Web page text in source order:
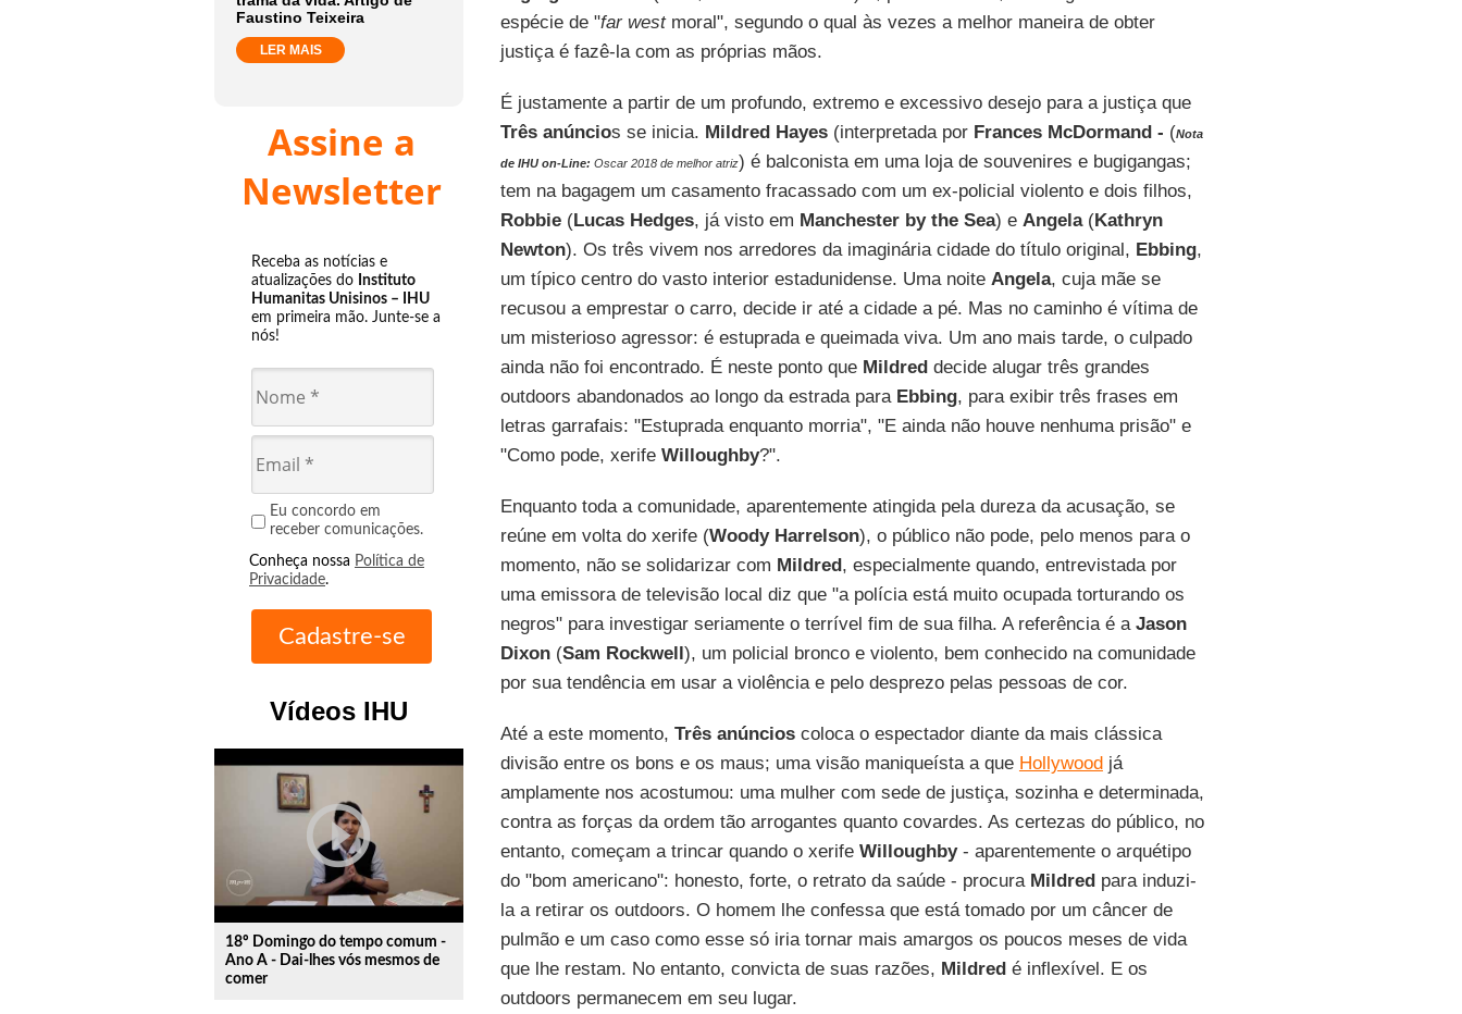
Faustino Teixeira
LER MAIS
Assine a
Newsletter
Receba as notícias e
atualizações do Instituto
Humanitas Unisinos – IHU
em primeira mão. Junte-se a
nós!
Eu concordo em
receber comunicações.
Conheça nossa Política de
Privacidade.
Vídeos IHU
play_circle_outline
18º Domingo do tempo comum -
Ano A - Dai-lhes vós mesmos de
comer
espécie de "far westmoral", segundo o qual às vezes a melhor maneira de obter
justiça é fazê-la com as próprias mãos.
É justamente a partir de um profundo, extremo e excessivo desejo para a justiça que
Três anúncios se inicia. Mildred Hayes(interpretada por Frances McDormand - (Nota
de IHU on-Line: Oscar 2018 de melhor atriz) é balconista em uma loja de souvenires e bugigangas;
tem na bagagem um casamento fracassado com um ex-policial violento e dois filhos,
Robbie(Lucas Hedges, já visto em Manchester by the Sea) e Angela(Kathryn
Newton). Os três vivem nos arredores da imaginária cidade do título original, Ebbing,
um típico centro do vasto interior estadunidense. Uma noite Angela, cuja mãe se
recusou a emprestar o carro, decide ir até a cidade a pé. Mas no caminho é vítima de
um misterioso agressor: é estuprada e queimada viva. Um ano mais tarde, o culpado
ainda não foi encontrado. É neste ponto que Mildreddecide alugar três grandes
outdoors abandonados ao longo da estrada para Ebbing, para exibir três frases em
letras garrafais: "Estuprada enquanto morria", "E ainda não houve nenhuma prisão" e
"Como pode, xerife Willoughby?".
Enquanto toda a comunidade, aparentemente atingida pela dureza da acusação, se
reúne em volta do xerife (Woody Harrelson), o público não pode, pelo menos para o
momento, não se solidarizar com Mildred, especialmente quando, entrevistada por
uma emissora de televisão local diz que "a polícia está muito ocupada torturando os
negros" para investigar seriamente o terrível fim de sua filha. A referência é a Jason
Dixon(Sam Rockwell), um policial bronco e violento, bem conhecido na comunidade
por sua tendência em usar a violência e pelo desprezo pelas pessoas de cor.
Até a este momento, Três anúncioscoloca o espectador diante da mais clássica
divisão entre os bons e os maus; uma visão maniqueísta a que Hollywoodjá
amplamente nos acostumou: uma mulher com sede de justiça, sozinha e determinada,
contra as forças da ordem tão arrogantes quanto covardes. As certezas do público, no
entanto, começam a trincar quando o xerife Willoughby- aparentemente o arquétipo
do "bom americano": honesto, forte, o retrato da saúde - procura Mildredpara induzi-
la a retirar os outdoors. O homem lhe confessa que está tomado por um câncer de
pulmão e um caso como esse só iria tornar mais amargos os poucos meses de vida
que lhe restam. No entanto, convicta de suas razões, Mildredé inflexível. E os
outdoors permanecem em seu lugar.